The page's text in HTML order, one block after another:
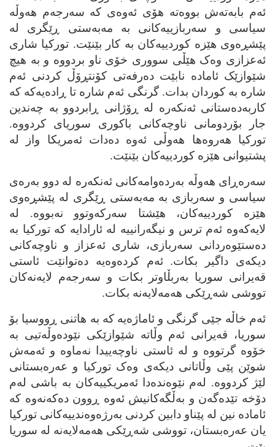
ئه‌م بابه‌ته‌ش بووه‌ته‌ هۆی ئه‌وه‌ی که‌ سه‌رجه‌م هه‌وڵه‌
سیاسی و سه‌ربازییه‌کانی به‌ مه‌به‌ستی ڕێگری له‌
پێشڕه‌وی هێزه‌ کوردییه‌کان به‌ کار بێنێت. تورکیا شاری
ئه‌عزازی وه‌ک هێڵی سووری خۆی ناو بردووه‌ و به‌ هیچ
شێوازێک ئاماده‌ نابێت ده‌رفه‌تی کۆنتڕۆڵ کردنی ئه‌م
شاره‌ به‌ کوردان بدات. گرنگی ئه‌م شاره‌ تا ڕاده‌یه‌که‌ که‌
کاربه‌ده‌ستانی ئه‌نکه‌ره‌ له‌ ڕۆژانی ڕابردوو به‌ چه‌ندین
جار بۆردومانی ناوچه‌کانی باکوری سوریای کردووه‌.
تورکیا هه‌روه‌ها هه‌وڵی ئه‌وه‌ ده‌دات ئه‌مریکا واز له‌
پشتیوانی هێزه‌ کوردییه‌کان بێنێت.
سه‌ره‌ڕای هه‌وڵه‌ به‌رده‌وامه‌کانی ئه‌نکه‌ره‌ له‌ دوو به‌ره‌ی
سیاسی و سه‌ربازی به‌ مه‌به‌ستی ڕێگری له‌ پێشڕه‌وی
هێزه‌ کوردییه‌کان، هێشتا سه‌رکه‌وتوو نه‌بووه‌. له‌
لایه‌که‌وه‌ ئه‌م ترس و نیگه‌رانییه‌ له‌ ئارادایه‌ که‌ تورکیا به‌
ده‌ستێوه‌ردانی سه‌ربازی، شاری ئه‌عزاز و ناوچه‌کانی
دیکه‌ی داگیر بکات. ئه‌م کرده‌وه‌یه‌ ده‌توانێت ئاستی
قه‌یرانی سوریا به‌ربڵاوتر بکات و سه‌رجه‌م لایه‌نه‌کان
تووشی شه‌ڕێکی هه‌مه‌لایه‌نه‌ بکات.
ئه‌م خاڵه‌ جێی گرنگی و ئاماژه‌یه‌ که‌ به‌ هاتنی ڕووسیا بۆ
سوریا، قه‌یرانی ئه‌م وڵاته‌ شێوازێکی نێوده‌وڵه‌تیی به‌
خۆوه‌ گرتووه‌ و له‌ ئاستی ناوچه‌ییدا نه‌ماوه‌ و ئه‌مه‌ش
شوێن پێی وڵاتانی دیکه‌ی وه‌ک تورکیا و عه‌ره‌بستانی
لێژ کردووه‌. له‌م نێوه‌نده‌دا ئه‌مریکییه‌کان به‌ باشی له‌م
دۆخه‌ تێده‌گه‌ن و به‌ڵگه‌کانیش ئه‌وه‌ ڕوون ده‌که‌نه‌وه‌ که‌
ئاماده‌ نین له‌ پێناو دابین کردنی به‌رژه‌وه‌ندییه‌کانی تورکیا
یان عه‌ره‌بستان، تووشی شه‌ڕێکی هه‌مه‌لایه‌نه‌ له‌ سوریا